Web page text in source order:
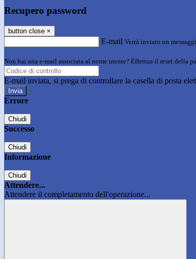
Recupero password
button close ×
E-mail Verrà inviato un
Non hai una e-mail associata al nome utente? Effettua il reset della
E-mail inviata, si prega di controllare la casella di posta
Errore
Chiudi
Successo
Chiudi
Informazione
Chiudi
Attendere...
Attendere il completamento dell'operazione...